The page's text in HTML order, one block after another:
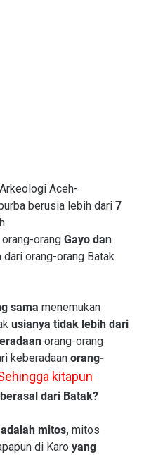
Aceh-
berusia lebih dari 7
orang Gayo dan
dari orang-orang Batak
sama menemukan
usianya tidak lebih dari
orang-orang
keberadaan orang-
kitapun
dari Batak?
adalah mitos, mitos
di Karo yang